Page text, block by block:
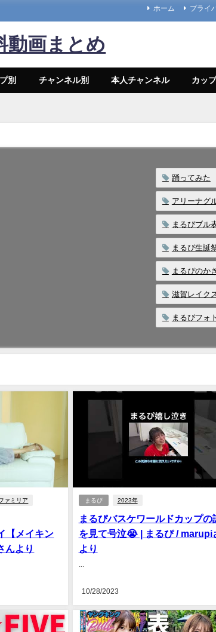
ホーム プライ
動画まとめ
別 チャンネル別 本人チャンネル カッ
踊ってみた
アリーナグ
まるぴブル
まるぴ生誕
まるぴのか
滋賀レイク
まるぴフォ
ァミリア
【メイキン
んより
まるぴ 2023年
まるぴバスケワールドカップの
を見て号泣😭 | まるぴ / marupi
より
10/28/2023